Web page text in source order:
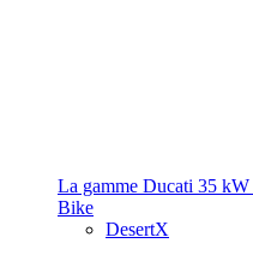
La gamme Ducati 35 kW
Bike
DesertX